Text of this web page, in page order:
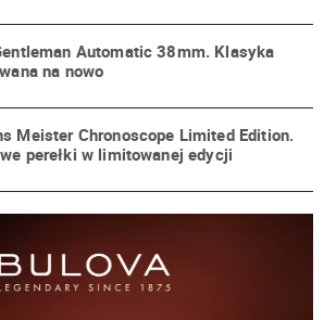
Automatic 38mm. Klasyka
na nowo
Meister Chronoscope Limited Edition.
perełki w limitowanej edycji